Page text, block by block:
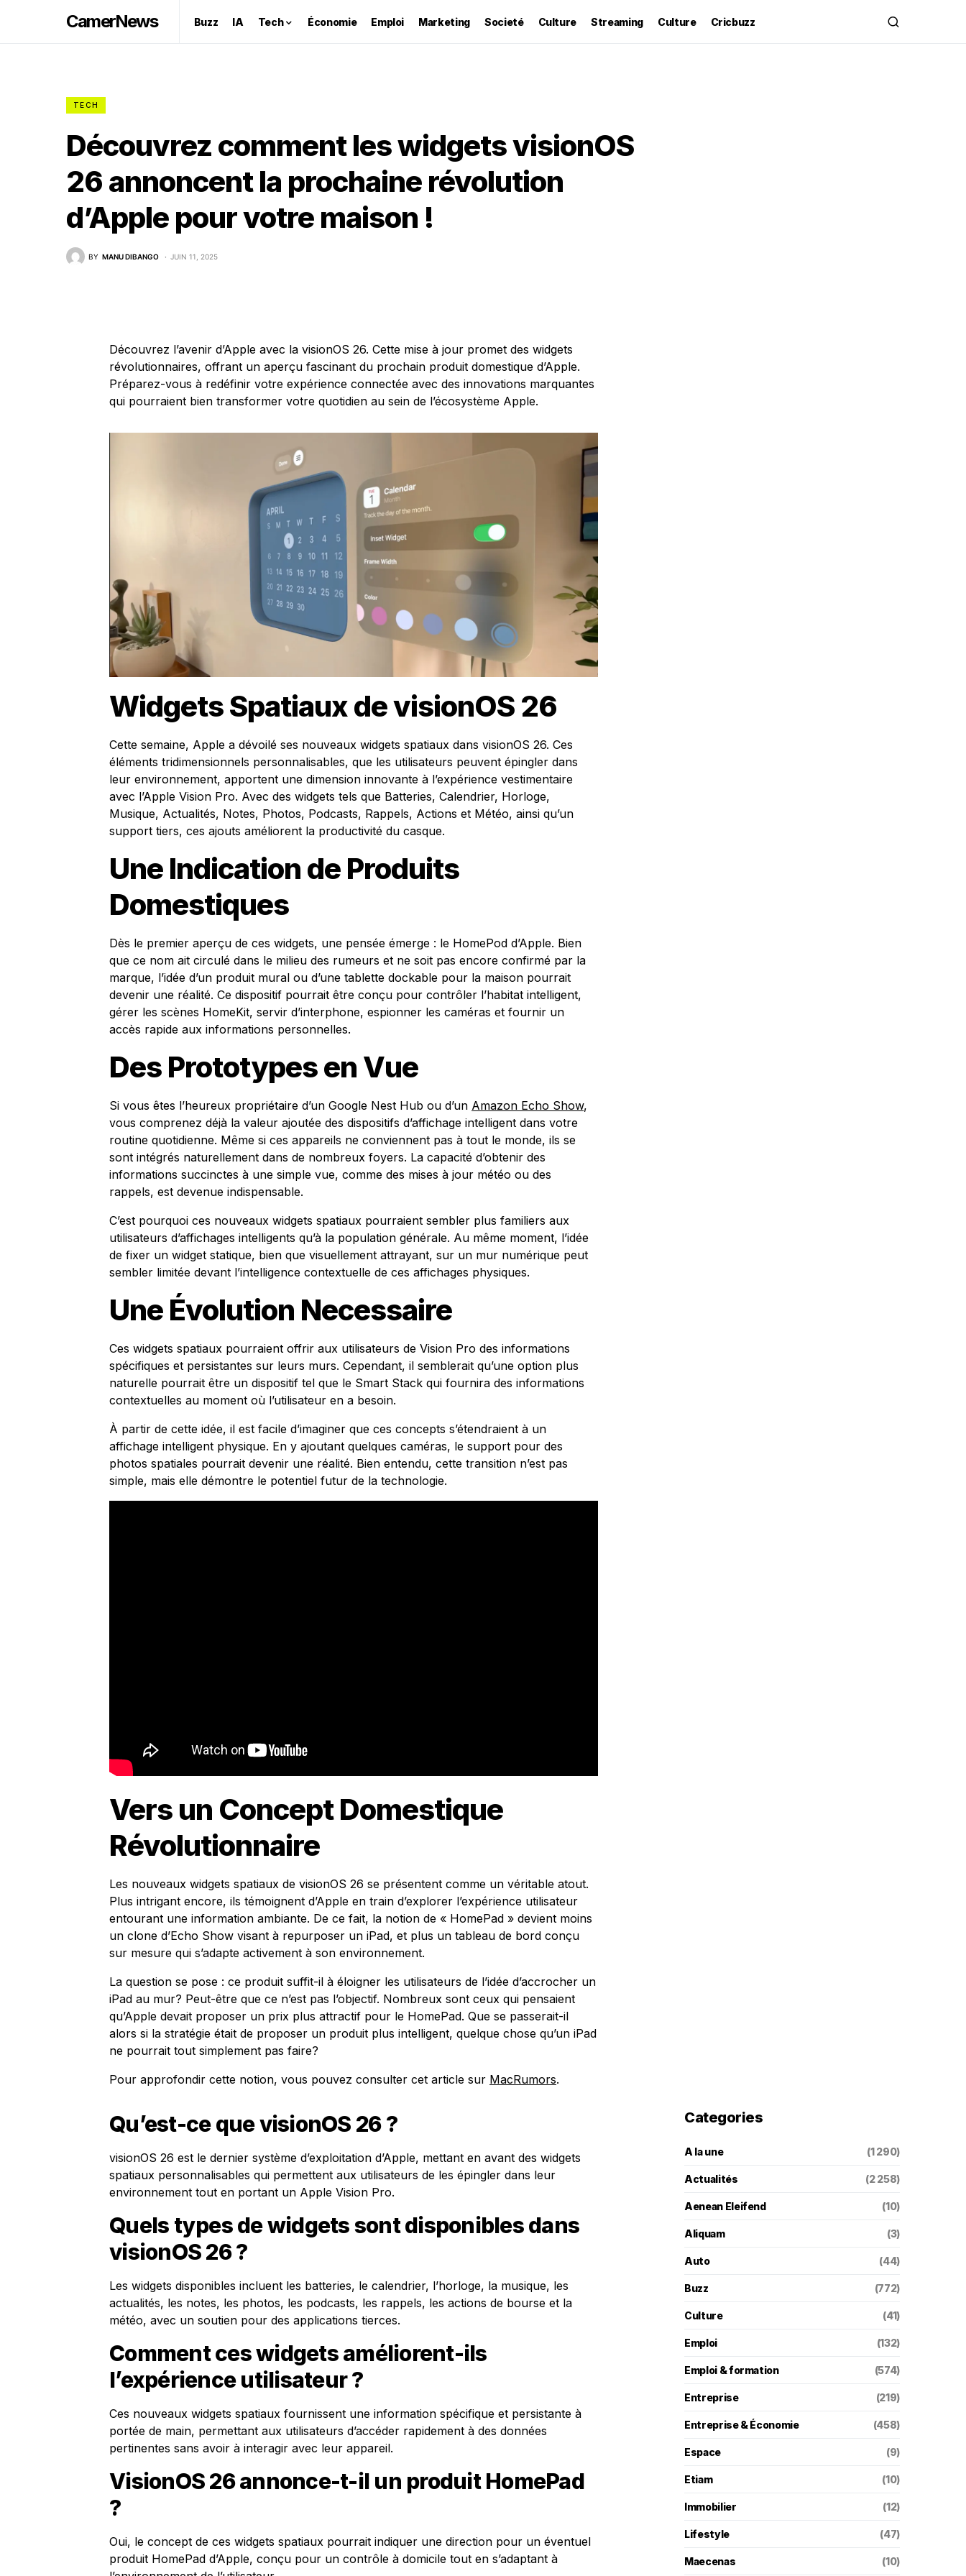
CamerNews Buzz IA Tech Économie Emploi Marketing Societé Culture Streaming Culture Cricbuzz
TECH
Découvrez comment les widgets visionOS
26 annoncent la prochaine révolution
d’Apple pour votre maison !
BY MANU DIBANGO JUIN 11, 2025
Découvrez l’avenir d’Apple avec la visionOS 26. Cette mise à jour promet des widgets
révolutionnaires, offrant un aperçu fascinant du prochain produit domestique d’Apple.
Préparez-vous à redéfinir votre expérience connectée avec des innovations marquantes
qui pourraient bien transformer votre quotidien au sein de l’écosystème Apple.
Widgets Spatiaux de visionOS 26
Cette semaine, Apple a dévoilé ses nouveaux widgets spatiaux dans visionOS 26. Ces
éléments tridimensionnels personnalisables, que les utilisateurs peuvent épingler dans
leur environnement, apportent une dimension innovante à l’expérience vestimentaire
avec l’Apple Vision Pro. Avec des widgets tels que Batteries, Calendrier, Horloge,
Musique, Actualités, Notes, Photos, Podcasts, Rappels, Actions et Météo, ainsi qu’un
support tiers, ces ajouts améliorent la productivité du casque.
Une Indication de Produits
Domestiques
Dès le premier aperçu de ces widgets, une pensée émerge : le HomePod d’Apple. Bien
que ce nom ait circulé dans le milieu des rumeurs et ne soit pas encore confirmé par la
marque, l’idée d’un produit mural ou d’une tablette dockable pour la maison pourrait
devenir une réalité. Ce dispositif pourrait être conçu pour contrôler l’habitat intelligent,
gérer les scènes HomeKit, servir d’interphone, espionner les caméras et fournir un
accès rapide aux informations personnelles.
Des Prototypes en Vue
Si vous êtes l’heureux propriétaire d’un Google Nest Hub ou d’un Amazon Echo Show,
vous comprenez déjà la valeur ajoutée des dispositifs d’affichage intelligent dans votre
routine quotidienne. Même si ces appareils ne conviennent pas à tout le monde, ils se
sont intégrés naturellement dans de nombreux foyers. La capacité d’obtenir des
informations succinctes à une simple vue, comme des mises à jour météo ou des
rappels, est devenue indispensable.
C’est pourquoi ces nouveaux widgets spatiaux pourraient sembler plus familiers aux
utilisateurs d’affichages intelligents qu’à la population générale. Au même moment, l’idée
de fixer un widget statique, bien que visuellement attrayant, sur un mur numérique peut
sembler limitée devant l’intelligence contextuelle de ces affichages physiques.
Une Évolution Necessaire
Ces widgets spatiaux pourraient offrir aux utilisateurs de Vision Pro des informations
spécifiques et persistantes sur leurs murs. Cependant, il semblerait qu’une option plus
naturelle pourrait être un dispositif tel que le Smart Stack qui fournira des informations
contextuelles au moment où l’utilisateur en a besoin.
À partir de cette idée, il est facile d’imaginer que ces concepts s’étendraient à un
affichage intelligent physique. En y ajoutant quelques caméras, le support pour des
photos spatiales pourrait devenir une réalité. Bien entendu, cette transition n’est pas
simple, mais elle démontre le potentiel futur de la technologie.
Vers un Concept Domestique
Révolutionnaire
Les nouveaux widgets spatiaux de visionOS 26 se présentent comme un véritable atout.
Plus intrigant encore, ils témoignent d’Apple en train d’explorer l’expérience utilisateur
entourant une information ambiante. De ce fait, la notion de « HomePad » devient moins
un clone d’Echo Show visant à repurposer un iPad, et plus un tableau de bord conçu
sur mesure qui s’adapte activement à son environnement.
La question se pose : ce produit suffit-il à éloigner les utilisateurs de l’idée d’accrocher un
iPad au mur? Peut-être que ce n’est pas l’objectif. Nombreux sont ceux qui pensaient
qu’Apple devait proposer un prix plus attractif pour le HomePad. Que se passerait-il
alors si la stratégie était de proposer un produit plus intelligent, quelque chose qu’un iPad
ne pourrait tout simplement pas faire?
Pour approfondir cette notion, vous pouvez consulter cet article sur MacRumors.
Qu’est-ce que visionOS 26 ?
visionOS 26 est le dernier système d’exploitation d’Apple, mettant en avant des widgets
spatiaux personnalisables qui permettent aux utilisateurs de les épingler dans leur
environnement tout en portant un Apple Vision Pro.
Quels types de widgets sont disponibles dans
visionOS 26 ?
Les widgets disponibles incluent les batteries, le calendrier, l’horloge, la musique, les
actualités, les notes, les photos, les podcasts, les rappels, les actions de bourse et la
météo, avec un soutien pour des applications tierces.
Comment ces widgets améliorent-ils
l’expérience utilisateur ?
Ces nouveaux widgets spatiaux fournissent une information spécifique et persistante à
portée de main, permettant aux utilisateurs d’accéder rapidement à des données
pertinentes sans avoir à interagir avec leur appareil.
VisionOS 26 annonce-t-il un produit HomePad
?
Oui, le concept de ces widgets spatiaux pourrait indiquer une direction pour un éventuel
produit HomePad d’Apple, conçu pour un contrôle à domicile tout en s’adaptant à
Categories
A la une (1 290)
Actualités (2 258)
Aenean Eleifend (10)
Aliquam (3)
Auto (44)
Buzz (772)
Culture (41)
Emploi (132)
Emploi & formation (574)
Entreprise (219)
Entreprise & Économie (458)
Espace (9)
Etiam (10)
Immobilier (12)
Lifestyle (47)
Maecenas (10)